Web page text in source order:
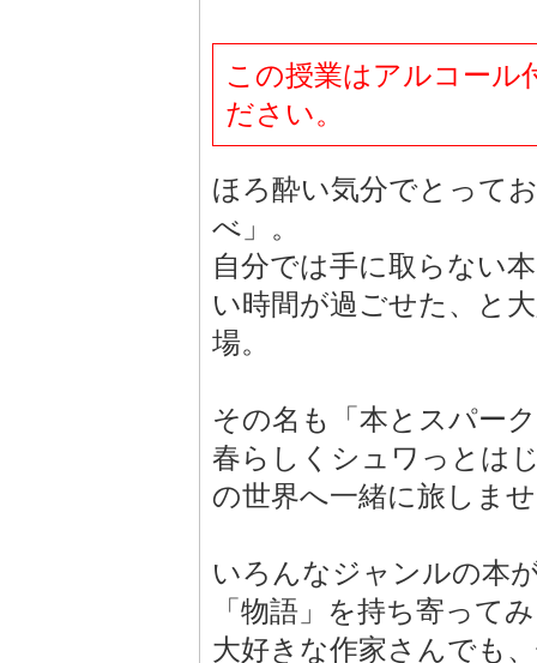
この授業はアルコール
ださい。
ほろ酔い気分でとって
べ」。
自分では手に取らない
い時間が過ごせた、と
場。
その名も「本とスパー
春らしくシュワっとは
の世界へ一緒に旅しま
いろんなジャンルの本
「物語」を持ち寄って
大好きな作家さんでも